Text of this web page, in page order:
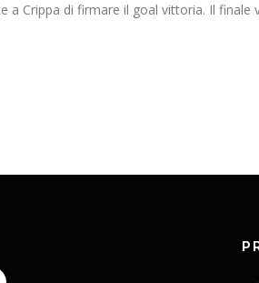
Crippa di firmare il goal vittoria. Il finale